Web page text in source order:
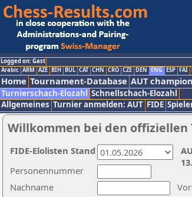
Logged on: Gast
Arabic ARM AZE BIH BUL CAT CHN CRO CZE DEN ENG ESP FAI
Home Tournament-Database AUT
Turnierschach-Elozahl Schnellschach-Elozahl
Allgemeines Turnier anmelden: AUT FIDE
Willkommen bei den offiziellen
Nachname
Personennummer
FIDE-Elolisten Stand